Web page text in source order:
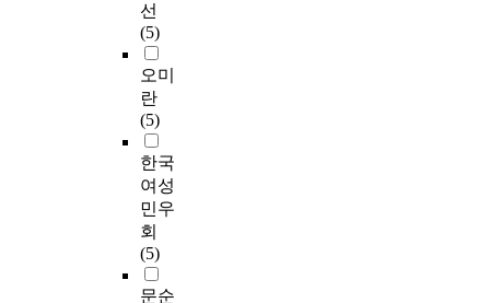
선
(5)
오미
란
(5)
한국
여성
민우
회
(5)
문순